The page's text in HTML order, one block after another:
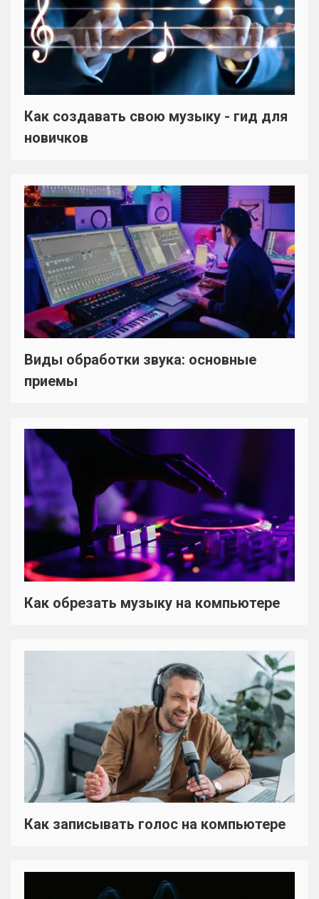
Как создавать свою музыку - гид для
новичков
Виды обработки звука: основные
приемы
Как обрезать музыку на компьютере
Как записывать голос на компьютере